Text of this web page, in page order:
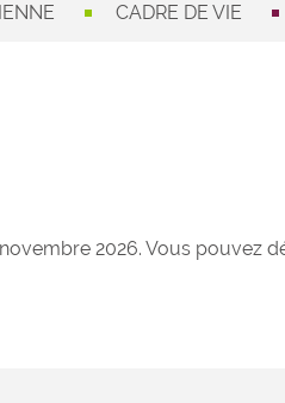
CADRE DE VIE
2026. Vous pouvez